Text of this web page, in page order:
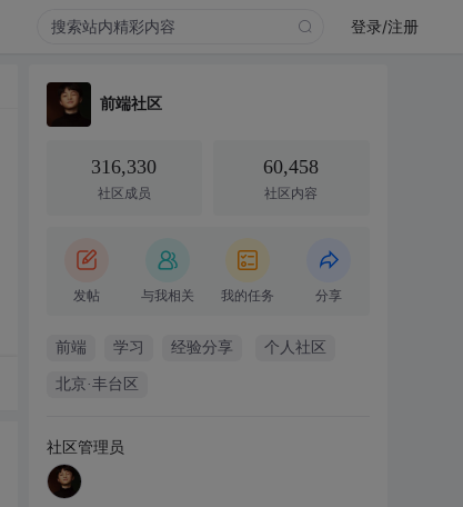
登录/注册
前端社区
316,330
社区成员
60,458
社区内容
发帖 与我相关 我的任务 分享
前端 学习 经验分享 个人社区
北京·丰台区
社区管理员